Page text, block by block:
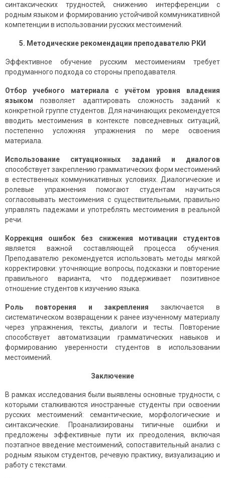
синтаксических трудностей, снижению интерференции с
родным языком и формированию устойчивой коммуникативной
компетенции в использовании русских местоимений.
5. Методические рекомендации преподавателю РКИ
Эффективное обучение русским местоимениям требует
продуманного подхода со стороны преподавателя.
Отбор учебного материала с учётом уровня владения
языком позволяет адаптировать сложность заданий к
конкретной группе студентов. Для начинающих рекомендуется
вводить местоимения в контексте повседневных ситуаций,
постепенно усложняя упражнения по мере освоения
материала.
Использование ситуационных заданий и диалогов
способствует закреплению грамматических форм местоимений
в естественных коммуникативных условиях. Диалогические и
ролевые упражнения помогают студентам научиться
согласовывать местоимения с существительными, правильно
управлять падежами и употреблять местоимения в реальной
речи.
Коррекция ошибок без снижения мотивации студентов
является важной составляющей процесса обучения.
Преподавателю рекомендуется использовать методы мягкой
корректировки: уточняющие вопросы, подсказки и повторение
правильного варианта, что поддерживает позитивное
отношение студентов к изучению языка.
Роль повторения и закрепления заключается в
систематическом возвращении к ранее изученному материалу
через упражнения, тексты, диалоги и тесты. Повторение
способствует автоматизации грамматических навыков и
формированию уверенности студентов в использовании
местоимений.
Заключение
В рамках исследования были выявлены основные трудности, с
которыми сталкиваются иностранные студенты при освоении
русских местоимений: семантические, морфологические и
синтаксические. Проанализированы типичные ошибки и
предложены эффективные пути их преодоления, включая
поэтапное введение местоимений, сопоставительный анализ с
родным языком студентов, речевую практику, визуализацию и
работу с текстами.